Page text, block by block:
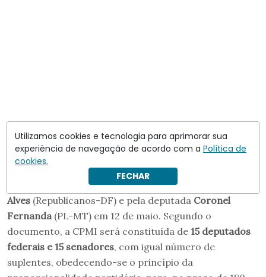
Dessa forma, o colegiado foi criado. O requerimento
havia sido protocolado pela senadora
Alves (Republicanos-DF) e pela deputada Coronel
Fernanda(PL-MT) em 12 de maio. Segundo o
documento, a CPMI será constituída de 15 deputados
federais e 15 senadores, com igual número de
suplentes, obedecendo-se o princípio da
Utilizamos cookies e tecnologia para aprimorar sua
experiência de navegação de acordo com a Política de
cookies.
FECHAR